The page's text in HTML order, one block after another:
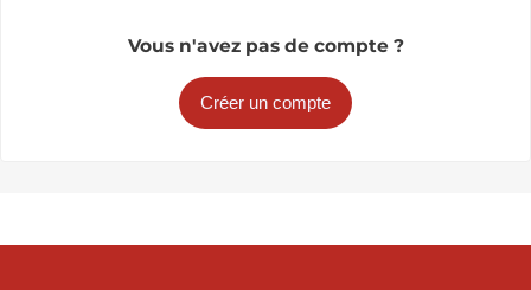
Vous n'avez pas de compte ?
Créer un compte